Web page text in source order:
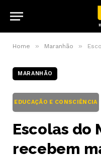
Home » Maranhão » Escolas do
MARANHÃO
EDUCAÇÃO E CONSCIÊNCIA
Escolas do
recebem